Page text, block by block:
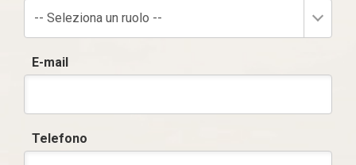
-- Seleziona un ruolo --
E-mail
Telefono